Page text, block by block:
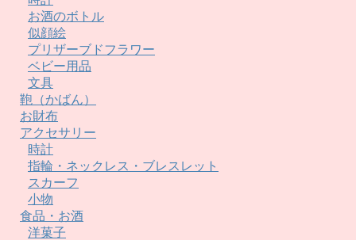
お酒のボトル
似顔絵
プリザーブドフラワー
ベビー用品
文具
鞄（かばん）
お財布
アクセサリー
時計
指輪・ネックレス・ブレスレット
スカーフ
小物
食品・お酒
洋菓子